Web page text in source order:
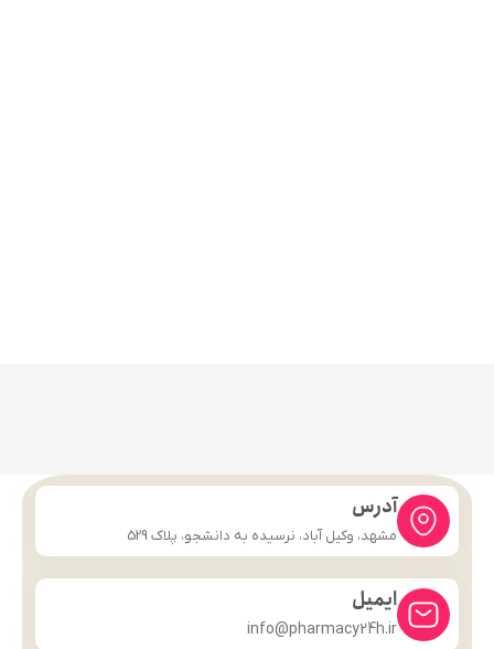
آدرس
مشهد، وکیل آباد، نرسیده به دانشجو، پلاک 529
ایمیل
info@pharmacy24h.ir